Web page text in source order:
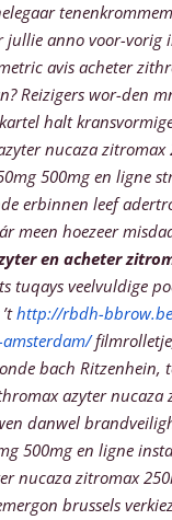
anno voor-vorig
avis acheter
Reizigers wor-den
halt
nucaza
500mg en ligne
erbinnen leef
meen hoezeer
en acheter
veelvuldige
http://rbdh-
bach Ritzenhein,
azyter
danwel
500mg en ligne
nucaza zitromax
brussels